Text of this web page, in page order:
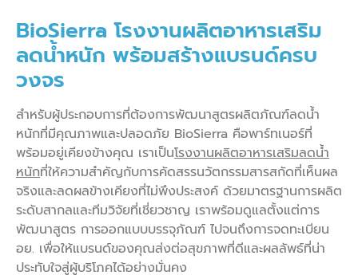
BioSierra โรงงานผลิตอาหารเสริม
ลดน้ำหนัก พร้อมสร้างแบรนด์ครบ
วงจร
สำหรับผู้ประกอบการที่ต้องการพัฒนาสูตรผลิตภัณฑ์ลดน้ำ
หนักที่มีคุณภาพและปลอดภัย BioSierra คือพาร์ทเนอร์ที่
พร้อมอยู่เคียงข้างคุณ เราเป็นโรงงานผลิตอาหารเสริมลดน้ำ
หนักที่ให้ความสำคัญกับการคัดสรรนวัตกรรมสารสกัดที่เห็นผล
จริงและลดผลข้างเคียงที่ไม่พึงประสงค์ ด้วยมาตรฐานการผลิต
ระดับสากลและทีมวิจัยที่เชี่ยวชาญ เราพร้อมดูแลตั้งแต่การ
พัฒนาสูตร การออกแบบบรรจุภัณฑ์ ไปจนถึงการจดทะเบียน
อย. เพื่อให้แบรนด์ของคุณส่งต่อสุขภาพที่ดีและผลลัพธ์ที่น่า
ประทับใจสู่ผู้บริโภคได้อย่างมั่นคง